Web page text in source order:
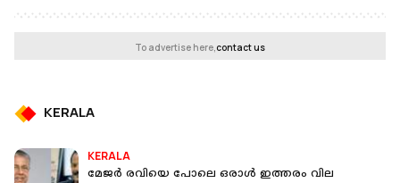
To advertise here,contact us
KERALA
KERALA
മേജർ രവിയെ പോലെ ഒരാൾ ഇത്തരം വില